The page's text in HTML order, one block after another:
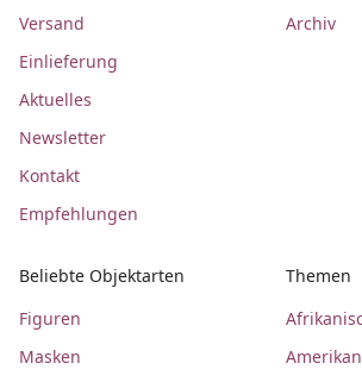
Versand
Einlieferung
Aktuelles
Newsletter
Kontakt
Empfehlungen
Archiv
Beliebte Objektarten
Figuren
Masken
Themen